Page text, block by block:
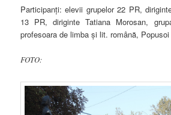
Participanți: elevii grupelor 22 PR,
13 PR, diriginte Tatiana Morosan,
profesoara de limba și lit. română,
FOTO: